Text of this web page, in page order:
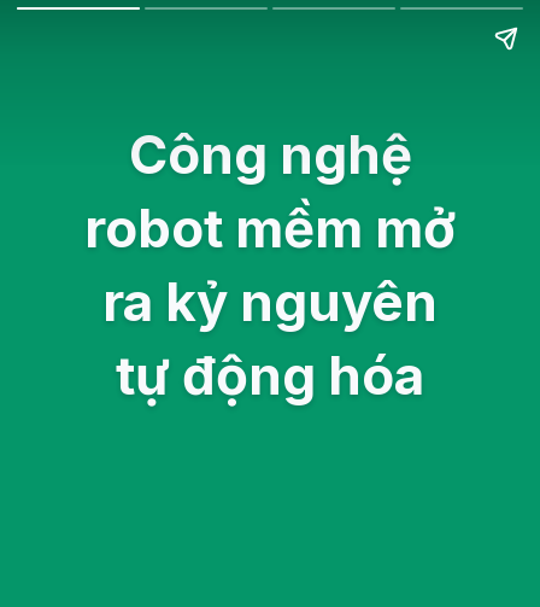
Công nghệ
robot mềm mở
ra kỷ nguyên
tự động hóa